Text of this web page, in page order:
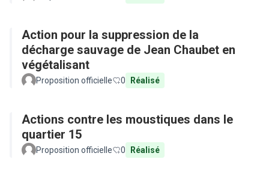
Action pour la suppression de la
décharge sauvage de Jean Chaubet en
végétalisant
Proposition officielle 0 Réalisé
Actions contre les moustiques dans le
quartier 15
Proposition officielle 0 Réalisé